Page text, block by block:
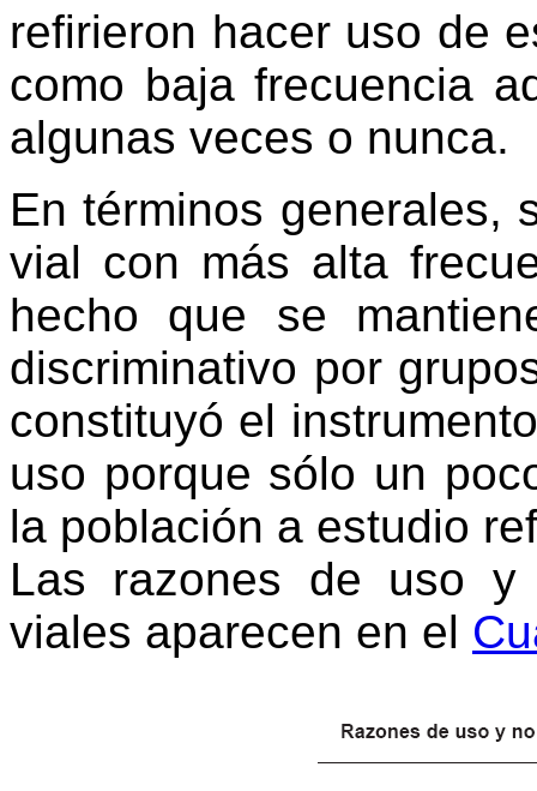
refirieron hacer uso de
como baja frecuencia
algunas veces o nunca.
En términos generales,
vial con más alta
hecho que se
discriminativo por
constituyó el
uso porque sólo un
la población a estudio
Las razones de uso
viales aparecen en el